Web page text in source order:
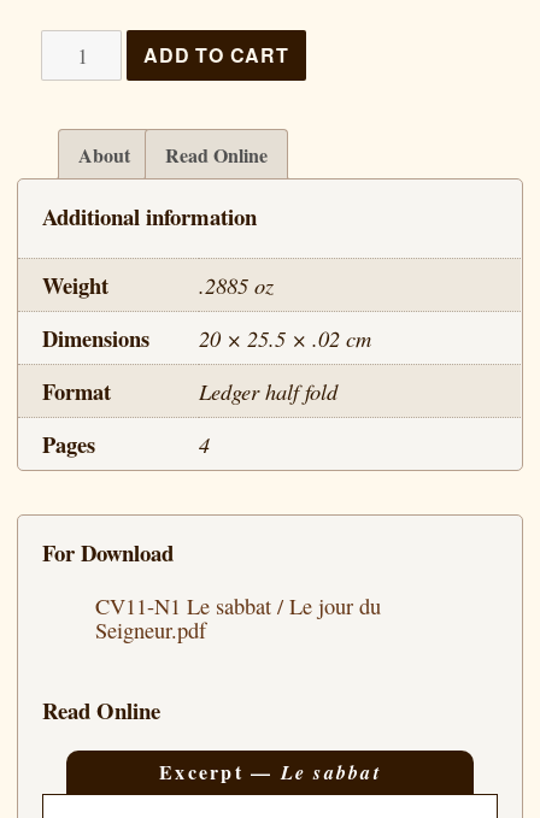
Sabbath/The
quantity
ADD TO CART
About Read Online
Additional information
Weight .2885 oz
Dimensions 20 × 25.5 × .02 cm
Format Ledger half fold
Pages 4
For Download
CV11-N1 Le sabbat / Le jour du
Seigneur.pdf
Read Online
Excerpt —Le sabbat